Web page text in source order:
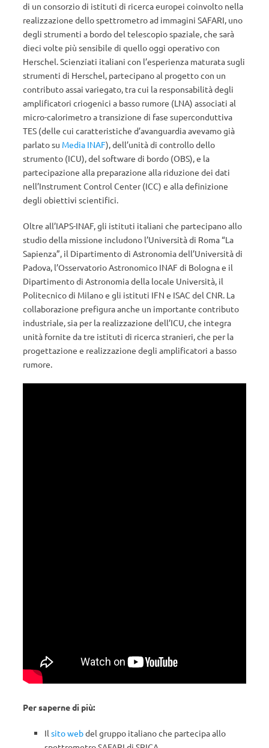
di un consorzio di istituti di ricerca europei coinvolto nella
realizzazione dello spettrometro ad immagini SAFARI, uno
degli strumenti a bordo del telescopio spaziale, che sarà
dieci volte più sensibile di quello oggi operativo con
Herschel. Scienziati italiani con l’esperienza maturata sugli
strumenti di Herschel, partecipano al progetto con un
contributo assai variegato, tra cui la responsabilità degli
amplificatori criogenici a basso rumore (LNA) associati al
micro-calorimetro a transizione di fase superconduttiva
TES (delle cui caratteristiche d’avanguardia avevamo già
parlato su Media INAF), dell’unità di controllo dello
strumento (ICU), del software di bordo (OBS), e la
partecipazione alla preparazione alla riduzione dei dati
nell’Instrument Control Center (ICC) e alla definizione
degli obiettivi scientifici.
Oltre all’IAPS-INAF, gli istituti italiani che partecipano allo
studio della missione includono l’Università di Roma “La
Sapienza”, il Dipartimento di Astronomia dell’Università di
Padova, l’Osservatorio Astronomico INAF di Bologna e il
Dipartimento di Astronomia della locale Università, il
Politecnico di Milano e gli istituti IFN e ISAC del CNR. La
collaborazione prefigura anche un importante contributo
industriale, sia per la realizzazione dell’ICU, che integra
unità fornite da tre istituti di ricerca stranieri, che per la
progettazione e realizzazione degli amplificatori a basso
rumore.
Per saperne di più:
Il sito webdel gruppo italiano che partecipa allo